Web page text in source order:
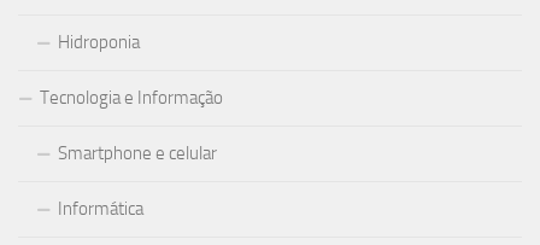
Hidroponia
Tecnologia e Informação
Smartphone e celular
Informática